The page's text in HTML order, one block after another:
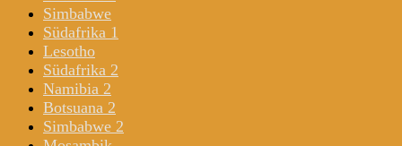
Simbabwe
Südafrika 1
Lesotho
Südafrika 2
Namibia 2
Botsuana 2
Simbabwe 2